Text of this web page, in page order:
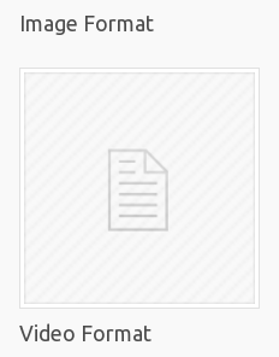
Image Format
Video Format